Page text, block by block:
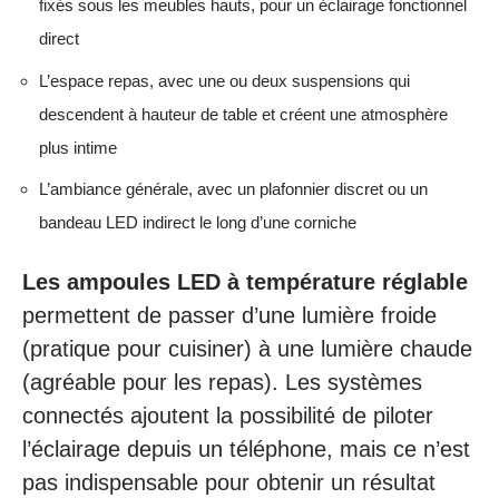
fixés sous les meubles hauts, pour un éclairage fonctionnel
direct
L’espace repas, avec une ou deux suspensions qui
descendent à hauteur de table et créent une atmosphère
plus intime
L’ambiance générale, avec un plafonnier discret ou un
bandeau LED indirect le long d’une corniche
Les ampoules LED à température réglable
permettent de passer d’une lumière froide
(pratique pour cuisiner) à une lumière chaude
(agréable pour les repas). Les systèmes
connectés ajoutent la possibilité de piloter
l’éclairage depuis un téléphone, mais ce n’est
pas indispensable pour obtenir un résultat